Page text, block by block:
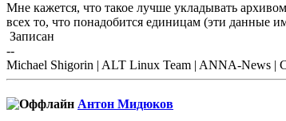
Мне кажется, что такое лучше укладывать
всех то, что понадобится единицам (эти данные
Записан
--
Michael Shigorin | ALT Linux Team | ANNA-News |
Антон Мидюков